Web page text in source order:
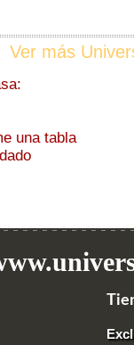
Ver más
una tabla